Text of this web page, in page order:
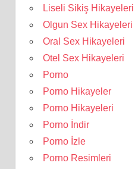
Liseli Sikiş Hikayeleri
Olgun Sex Hikayeleri
Oral Sex Hikayeleri
Otel Sex Hikayeleri
Porno
Porno Hikayeler
Porno Hikayeleri
Porno İndir
Porno İzle
Porno Resimleri